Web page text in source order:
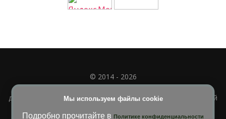
Мы используем файлы cookie
Подробно прочитайте в Политике конфиденциальности
© 2014 - 2026
Полное или частичное использование материала
допускается только при наличии активной и индексируемой